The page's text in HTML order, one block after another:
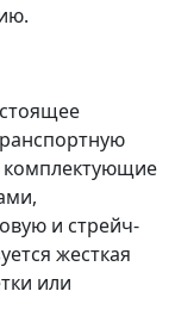
и стрейч-
жесткая
или